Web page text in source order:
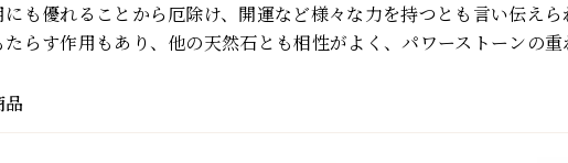
も優れることから厄除け、開運など様々な力を持つとも言い伝えら
らす作用もあり、他の天然石とも相性がよく、パワーストーンの重
品